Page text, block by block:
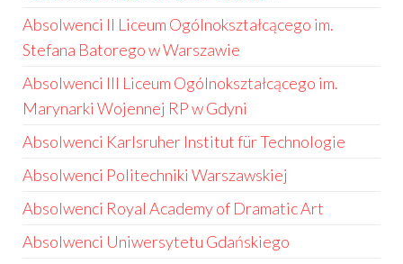
Absolwenci II Liceum Ogólnokształcącego im.
Stefana Batorego w Warszawie
Absolwenci III Liceum Ogólnokształcącego im.
Marynarki Wojennej RP w Gdyni
Absolwenci Karlsruher Institut für Technologie
Absolwenci Politechniki Warszawskiej
Absolwenci Royal Academy of Dramatic Art
Absolwenci Uniwersytetu Gdańskiego